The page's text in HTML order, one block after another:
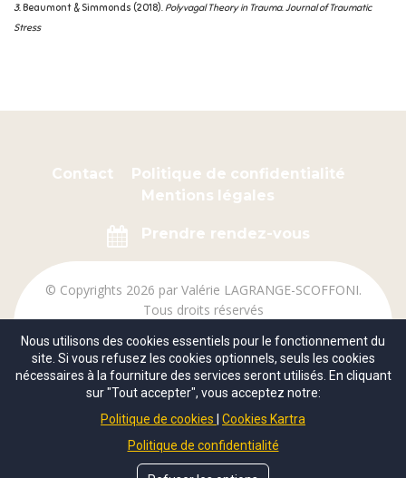
3. Beaumont & Simmonds (2018). Polyvagal Theory in Trauma. Journal of Traumatic
Stress
Contact
Politique de confidentialité
Mentions légales
Prendre rendez-vous
© Copyrights 2026 par Valérie LAGRANGE-SCOFFONI.
Tous droits réservés
Ce site ne fait pas partie et n’est ni affilié ni approuvé
Valérie LAGRANGE-SCOFFONI exerce au sein de CAP
Nous utilisons des cookies essentiels pour le fonctionnement du
site. Si vous refusez les cookies optionnels, seuls les cookies
nécessaires à la fourniture des services seront utilisés. En cliquant
sur "Tout accepter", vous acceptez notre:
Politique de cookies
Cookies Kartra
Politique de confidentialité